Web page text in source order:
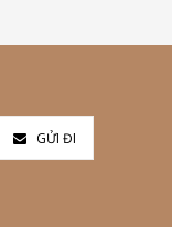
GỬI ĐI